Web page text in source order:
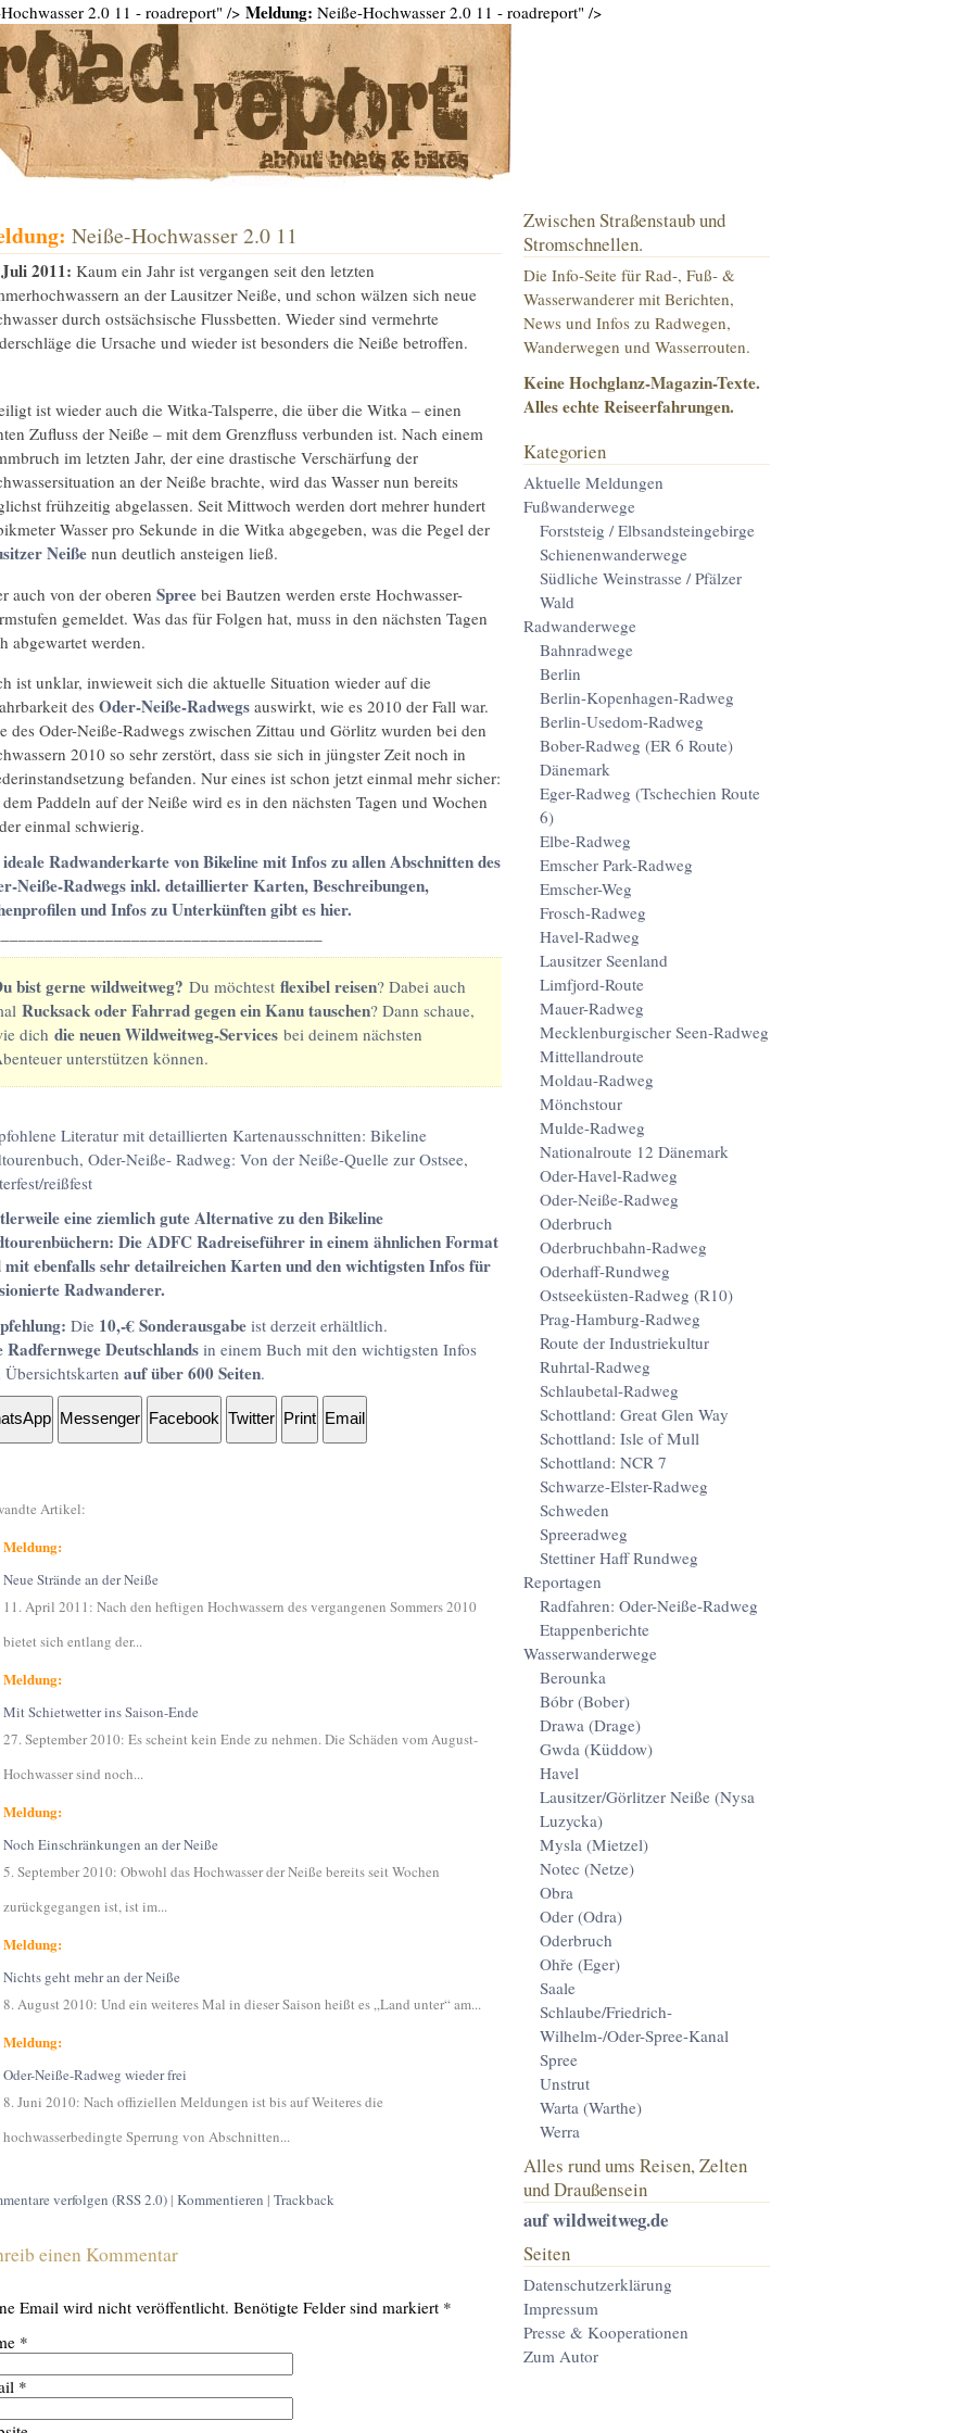
2.0 11 - roadreport" /> Meldung: Neiße-Hochwasser 2.0 11 - roadreport" />
Neiße-Hochwasser 2.0 11
2011: Kaum ein Jahr ist vergangen seit den letzten
an der Lausitzer Neiße, und schon wälzen sich neue
durch ostsächsische Flussbetten. Wieder sind vermehrte
die Ursache und wieder ist besonders die Neiße betroffen.
ist wieder auch die Witka-Talsperre, die über die Witka – einen
Zufluss der Neiße – mit dem Grenzfluss verbunden ist. Nach einem
im letzten Jahr, der eine drastische Verschärfung der
an der Neiße brachte, wird das Wasser nun bereits
frühzeitig abgelassen. Seit Mittwoch werden dort mehrer hundert
Wasser pro Sekunde in die Witka abgegeben, was die Pegel der
Neiße nun deutlich ansteigen ließ.
auch von der oberen Spreebei Bautzen werden erste Hochwasser-
gemeldet. Was das für Folgen hat, muss in den nächsten Tagen
abgewartet werden.
ist unklar, inwieweit sich die aktuelle Situation wieder auf die
des Oder-Neiße-Radwegs auswirkt, wie es 2010 der Fall war.
des Oder-Neiße-Radwegs zwischen Zittau und Görlitz wurden bei den
2010 so sehr zerstört, dass sie sich in jüngster Zeit noch in
befanden. Nur eines ist schon jetzt einmal mehr sicher:
Paddeln auf der Neiße wird es in den nächsten Tagen und Wochen
einmal schwierig.
Radwanderkarte von Bikeline mit Infos zu allen Abschnitten des
Neiße-Radwegs inkl. detaillierter Karten, Beschreibungen,
und Infos zu Unterkünften gibt es hier.
bist gerne wildweitweg? Du möchtest flexibel reisen? Dabei auch
Rucksack oder Fahrrad gegen ein Kanu tauschen? Dann schaue,
dich die neuen Wildweitweg-Servicesbei deinem nächsten
unterstützen können.
Literatur mit detaillierten Kartenausschnitten: Bikeline
Oder-Neiße- Radweg: Von der Neiße-Quelle zur Ostsee,
reißfest
eine ziemlich gute Alternative zu den Bikeline
Die ADFC Radreiseführer in einem ähnlichen Format
mit ebenfalls sehr detailreichen Karten und den wichtigsten Infos für
Radwanderer.
Die 10,-€ Sonderausgabeist derzeit erhältlich.
Radfernwege Deutschlandsin einem Buch mit den wichtigsten Infos
Übersichtskarten auf über 600 Seiten.
Messenger Facebook Twitter Print Email
Artikel:
Meldung:
Neue Strände an der Neiße
11. April 2011: Nach den heftigen Hochwassern des vergangenen Sommers 2010
bietet sich entlang der...
Meldung:
Mit Schietwetter ins Saison-Ende
27. September 2010: Es scheint kein Ende zu nehmen. Die Schäden vom August-
Hochwasser sind noch...
Meldung:
Noch Einschränkungen an der Neiße
5. September 2010: Obwohl das Hochwasser der Neiße bereits seit Wochen
zurückgegangen ist, ist im...
Meldung:
Nichts geht mehr an der Neiße
8. August 2010: Und ein weiteres Mal in dieser Saison heißt es „Land unter“ am...
Meldung:
Oder-Neiße-Radweg wieder frei
8. Juni 2010: Nach offiziellen Meldungen ist bis auf Weiteres die
hochwasserbedingte Sperrung von Abschnitten...
verfolgen (RSS 2.0)| Kommentieren | Trackback
einen Kommentar
Email wird nichtveröffentlicht. Benötigte Felder sind markiert *
*
*
Zwischen Straßenstaub und
Stromschnellen.
Die Info-Seite für Rad-, Fuß- &
Wasserwanderer mit Berichten,
News und Infos zu Radwegen,
Wanderwegen und Wasserrouten.
Keine Hochglanz-Magazin-Texte.
Alles echte Reiseerfahrungen.
Kategorien
Aktuelle Meldungen
Fußwanderwege
Forststeig / Elbsandsteingebirge
Schienenwanderwege
Südliche Weinstrasse / Pfälzer
Wald
Radwanderwege
Bahnradwege
Berlin
Berlin-Kopenhagen-Radweg
Berlin-Usedom-Radweg
Bober-Radweg (ER 6 Route)
Dänemark
Eger-Radweg (Tschechien Route
6)
Elbe-Radweg
Emscher Park-Radweg
Emscher-Weg
Frosch-Radweg
Havel-Radweg
Lausitzer Seenland
Limfjord-Route
Mauer-Radweg
Mecklenburgischer Seen-Radweg
Mittellandroute
Moldau-Radweg
Mönchstour
Mulde-Radweg
Nationalroute 12 Dänemark
Oder-Havel-Radweg
Oder-Neiße-Radweg
Oderbruch
Oderbruchbahn-Radweg
Oderhaff-Rundweg
Ostseeküsten-Radweg (R10)
Prag-Hamburg-Radweg
Route der Industriekultur
Ruhrtal-Radweg
Schlaubetal-Radweg
Schottland: Great Glen Way
Schottland: Isle of Mull
Schottland: NCR 7
Schwarze-Elster-Radweg
Schweden
Spreeradweg
Stettiner Haff Rundweg
Reportagen
Radfahren: Oder-Neiße-Radweg
Etappenberichte
Wasserwanderwege
Berounka
Bóbr (Bober)
Drawa (Drage)
Gwda (Küddow)
Havel
Lausitzer/Görlitzer Neiße (Nysa
Luzycka)
Mysla (Mietzel)
Notec (Netze)
Obra
Oder (Odra)
Oderbruch
Ohře (Eger)
Saale
Schlaube/Friedrich-
Wilhelm-/Oder-Spree-Kanal
Spree
Unstrut
Warta (Warthe)
Werra
Alles rund ums Reisen, Zelten
und Draußensein
auf wildweitweg.de
Seiten
Datenschutzerklärung
Impressum
Presse & Kooperationen
Zum Autor